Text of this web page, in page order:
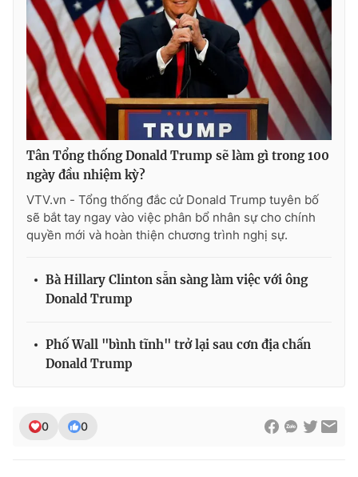
Thị trường
Tư vấn
Lịch phát sóng
Chuyên mục khác
Emagazine Podcast
Photo Infographic
Video Shorts video
VTV Money VTV Thể thao
VTV Sức khoẻ Bất động sản
VTV9
Tân Tổng thống Donald Trump sẽ làm gì trong 100
ngày đầu nhiệm kỳ?
VTV.vn - Tổng thống đắc cử Donald Trump tuyên bố
sẽ bắt tay ngay vào việc phân bổ nhân sự cho chính
quyền mới và hoàn thiện chương trình nghị sự.
Bà Hillary Clinton sẵn sàng làm việc với ông
Donald Trump
Phố Wall "bình tĩnh" trở lại sau cơn địa chấn
Donald Trump
0 0